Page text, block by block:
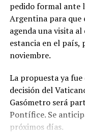
pedido formal ante
Argentina para que
agenda una visita
estancia en el país,
noviembre.
La propuesta ya fue
decisión del
Gasómetro será
Pontífice. Se
próximos días.